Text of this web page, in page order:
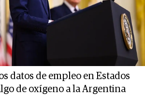
datos de empleo en Estados
de oxígeno a la Argentina